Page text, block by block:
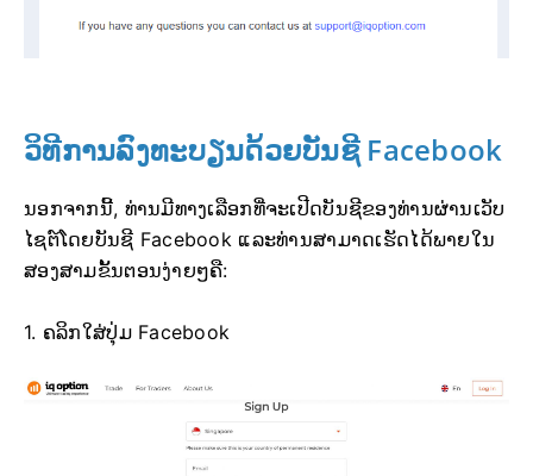
ວິທີການລົງທະບຽນດ້ວຍບັນຊີ Facebook
ນອກຈາກນີ້, ທ່ານມີທາງເລືອກທີ່ຈະເປີດບັນຊີຂອງທ່ານຜ່ານເວັບ
ໄຊຕ໌ໂດຍບັນຊີ Facebook ແລະທ່ານສາມາດເຮັດໄດ້ພາຍໃນ
ສອງສາມຂັ້ນຕອນງ່າຍໆຄື:
1. ຄລິກໃສ່ປຸ່ມ Facebook